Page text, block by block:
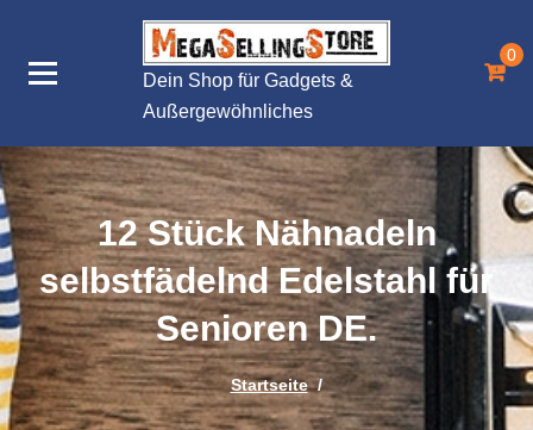
springen
Dein Shop für Gadgets &
Außergewöhnliches
0
12 Stück Nähnadeln
selbstfädelnd Edelstahl für
Senioren DE.
Startseite/